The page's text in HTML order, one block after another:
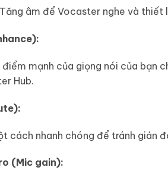
âm để Vocaster nghe và
điểm mạnh của giọng nói của bạn
Hub.
cách nhanh chóng để tránh gián
(Mic gain):